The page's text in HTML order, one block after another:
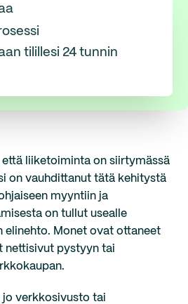
tilillesi 24 tunnin
liiketoiminta on siirtymässä
on vauhdittanut tätä kehitystä
myyntiin ja
on tullut usealle
elinehto. Monet ovat ottaneet
nettisivut pystyyn tai
jo verkkosivusto tai